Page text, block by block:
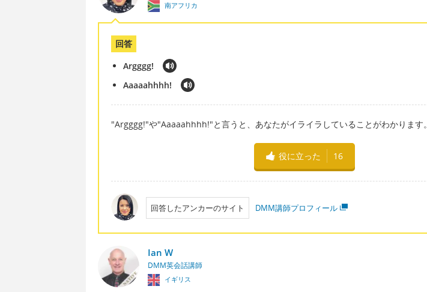
南アフリカ
回答
Argggg!
Aaaaahhhh!
"Argggg!"や"Aaaaahhhh!"と言うと、あなたがイライラしていることがわかります。
役に立った 16
回答したアンカーのサイト DMM講師プロフィール
Ian W
DMM英会話講師
イギリス